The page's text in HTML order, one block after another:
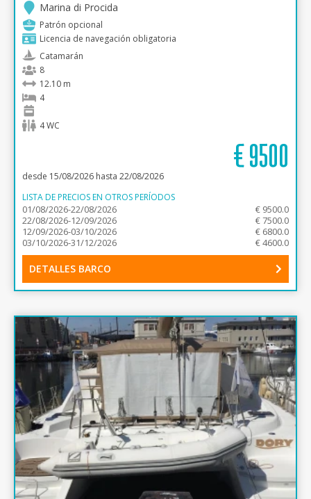
Marina di Procida
Patrón opcional
Licencia de navegación obligatoria
Catamarán
8
12.10 m
4
4 WC
€9500
desde 15/08/2026 hasta 22/08/2026
LISTA DE PRECIOS EN OTROS PERÍODOS
01/08/2026-22/08/2026
€ 9500.0
22/08/2026-12/09/2026
€ 7500.0
12/09/2026-03/10/2026
€ 6800.0
03/10/2026-31/12/2026
€ 4600.0
DETALLES BARCO